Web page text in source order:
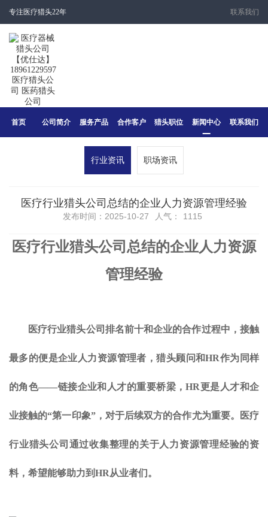
专注医疗猎头22年 联系我们
首页 公司简介 服务产品 合作客户 猎头职位 新闻中心 联系我们
行业资讯 职场资讯
医疗行业猎头公司总结的企业人力资源管理经验
发布时间：2025-10-27 人气： 1115
医疗行业猎头公司总结的企业人力资源
管理经验
医疗行业猎头公司排名前十和企业的合作过程中，接触
最多的便是企业人力资源管理者，猎头顾问和HR作为同样
的角色——链接企业和人才的重要桥梁，HR更是人才和企
业接触的“第一印象”，对于后续双方的合作尤为重要。医疗
行业猎头公司通过收集整理的关于人力资源管理经验的资
料，希望能够助力到HR从业者们。